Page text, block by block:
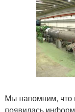
Мы напомним, что